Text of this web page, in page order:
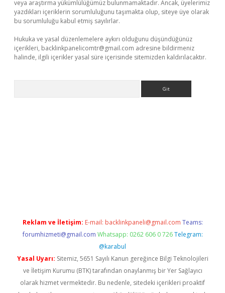
veya araştırma yükümlülüğümüz bulunmamaktadır. Ancak, üyelerimiz
yazdıkları içeriklerin sorumluluğunu taşımakta olup, siteye üye olarak
bu sorumluluğu kabul etmiş sayılırlar.
Hukuka ve yasal düzenlemelere aykırı olduğunu düşündüğünüz
içerikleri, backlinkpanelicomtr@gmail.com adresine bildirmeniz
halinde, ilgili içerikler yasal süre içerisinde sitemizden kaldırılacaktır.
Reklam ve İletişim: E-mail: backlinkpaneli@gmail.com Teams:
forumhizmeti@gmail.com Whatsapp: 0262 606 0 726 Telegram:
@karabul
Yasal Uyarı: Sitemiz, 5651 Sayılı Kanun gereğince Bilgi Teknolojileri
ve İletişim Kurumu (BTK) tarafından onaylanmış bir Yer Sağlayıcı
olarak hizmet vermektedir. Bu nedenle, sitedeki içerikleri proaktif